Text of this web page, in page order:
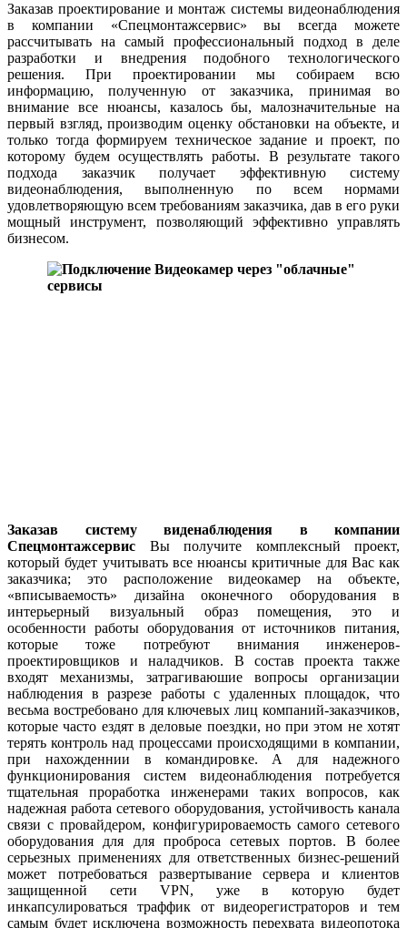
Заказав проектирование и монтаж системы видеонаблюдения
в компании «Спецмонтажсервис» вы всегда можете
рассчитывать на самый профессиональный подход в деле
разработки и внедрения подобного технологического
решения. При проектировании мы собираем всю
информацию, полученную от заказчика, принимая во
внимание все нюансы, казалось бы, малозначительные на
первый взгляд, производим оценку обстановки на объекте, и
только тогда формируем техническое задание и проект, по
которому будем осуществлять работы. В результате такого
подхода заказчик получает эффективную систему
видеонаблюдения, выполненную по всем нормами
удовлетворяющую всем требованиям заказчика, дав в его руки
мощный инструмент, позволяющий эффективно управлять
бизнесом.
Заказав систему виденаблюдения в компании
Спецмонтажсервиc Вы получите комплексный проект,
который будет учитывать все нюансы критичные для Вас как
заказчика; это расположение видеокамер на объекте,
«вписываемость» дизайна оконечного оборудования в
интерьерный визуальный образ помещения, это и
особенности работы оборудования от источников питания,
которые тоже потребуют внимания инженеров-
проектировщиков и наладчиков. В состав проекта также
входят механизмы, затрагиваюшие вопросы организации
наблюдения в разрезе работы с удаленных площадок, что
весьма востребовано для ключевых лиц компаний-заказчиков,
которые часто ездят в деловые поездки, но при этом не хотят
терять контроль над процессами происходящими в компании,
при нахожденнии в командировке. А для надежного
функционирования систем видеонаблюдения потребуется
тщательная проработка инженерами таких вопросов, как
надежная работа сетевого оборудования, устойчивость канала
связи с провайдером, конфигурироваемость самого сетевого
оборудования для для проброса сетевых портов. В более
серьезных применениях для ответственных бизнес-решений
может потребоваться развертывание сервера и клиентов
защищенной сети VPN, уже в которую будет
инкапсулироваться траффик от видеорегистраторов и тем
самым будет исключена возможность перехвата видеопотока